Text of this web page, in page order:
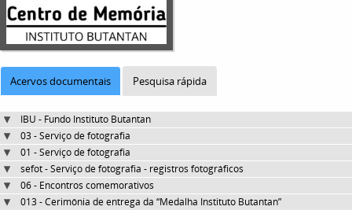
Acervos documentais Pesquisa rápida
IBU - Fundo Instituto Butantan
03 - Serviço de fotografia
01 - Serviço de fotografia
sefot - Serviço de fotografia - registros fotográficos
06 - Encontros comemorativos
013 - Cerimônia de entrega da “Medalha Instituto Butantan”